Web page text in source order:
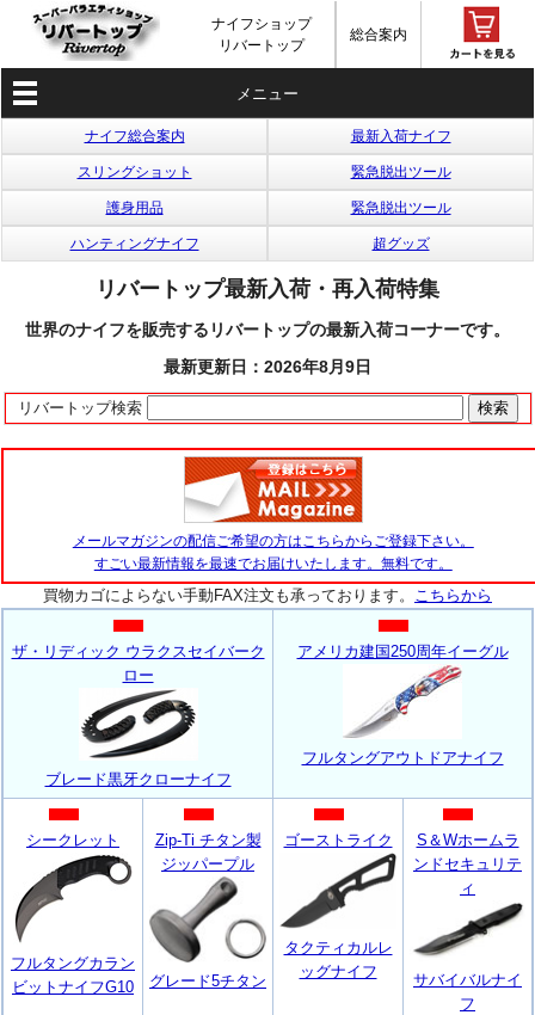
ナイフショップ
リバートップ
総合案内
メニュー
ナイフ総合案内 最新入荷ナイフ
スリングショット 緊急脱出ツール
護身用品 緊急脱出ツール
ハンティングナイフ 超グッズ
リバートップ最新入荷・再入荷特集
世界のナイフを販売するリバートップの最新入荷コーナーです。
最新更新日：2026年8月9日
リバートップ検索
メールマガジンの配信ご希望の方はこちらからご登録下さい。
すごい最新情報を最速でお届けいたします。無料です。
買物カゴによらない手動FAX注文も承っております。 こちらから
ザ・リディック ウラクスセイバーク
ロー
ブレード黒牙クローナイフ
アメリカ建国250周年イーグル
フルタングアウトドアナイフ
シークレット
フルタングカラン
ビットナイフG10
Zip-Ti チタン製
ジッパープル
グレード5チタン
ゴーストライク
タクティカルレ
ッグナイフ
S＆Wホームラ
ンドセキュリテ
ィ
サバイバルナイ
フ